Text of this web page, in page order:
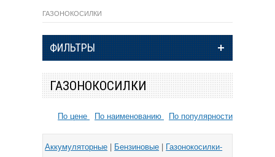
ГАЗОНОКОСИЛКИ
ФИЛЬТРЫ
ГАЗОНОКОСИЛКИ
По цене По наименованию По популярности
Аккумуляторные | Бензиновые | Газонокосилки-